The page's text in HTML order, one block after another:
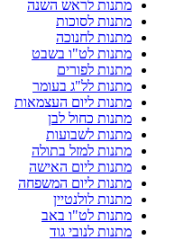
מתנות לראש השנה
מתנות לסוכות
מתנות לחנוכה
מתנות לט"ו בשבט
מתנות לפורים
מתנות לל"ג בעומר
מתנות ליום העצמאות
מתנות כחול לבן
מתנות לשבועות
מתנות למזל בתולה
מתנות ליום האישה
מתנות ליום המשפחה
מתנות לולנטיין
מתנות לט"ו באב
מתנות לנובי גוד